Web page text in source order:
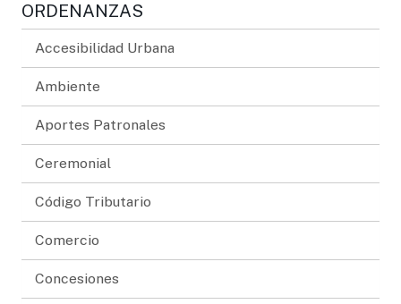
ORDENANZAS
Accesibilidad Urbana
Ambiente
Aportes Patronales
Ceremonial
Código Tributario
Comercio
Concesiones